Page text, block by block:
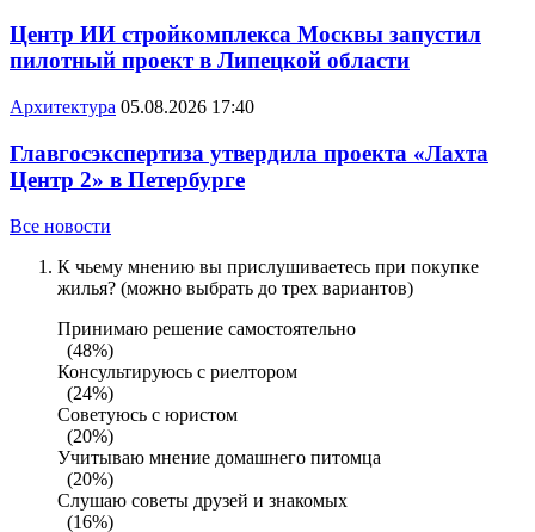
Центр ИИ стройкомплекса Москвы запустил
пилотный проект в Липецкой области
Архитектура 05.08.2026 17:40
Главгосэкспертиза утвердила проекта «Лахта
Центр 2» в Петербурге
Все новости
К чьему мнению вы прислушиваетесь при покупке
жилья? (можно выбрать до трех вариантов)
Принимаю решение самостоятельно
(48%)
Консультируюсь с риелтором
(24%)
Советуюсь с юристом
(20%)
Учитываю мнение домашнего питомца
(20%)
Слушаю советы друзей и знакомых
(16%)